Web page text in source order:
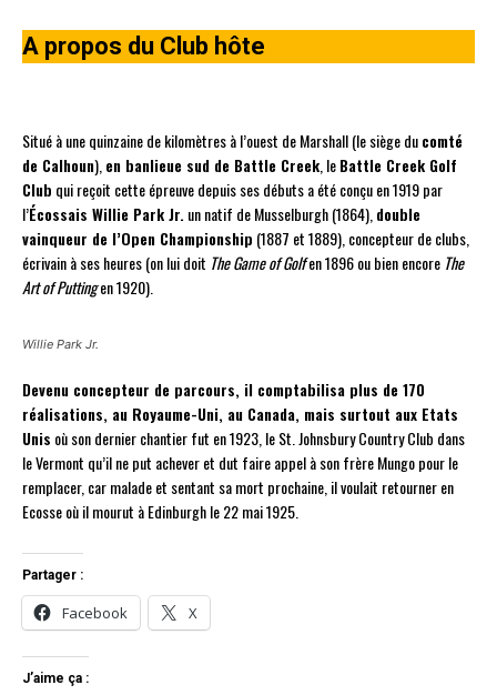
A propos du Club hôte
Situé à une quinzaine de kilomètres à l’ouest de Marshall (le siège ducomté
de Calhoun), en banlieue sud de Battle Creek , leBattle Creek Golf
Club qui reçoit cette épreuve depuis ses débuts a été conçu en 1919 par
l’Écossais Willie Park Jr. un natif de Musselburgh (1864), double
vainqueur de l’Open Championship (1887 et 1889), concepteur de clubs,
écrivain à ses heures (on lui doit The Game of Golfen 1896 ou bien encore The
Art of Puttingen 1920).
Willie Park Jr.
Devenu concepteur de parcours, il comptabilisa plus de 170
réalisations, au Royaume-Uni, au Canada, mais surtout aux Etats
Unis où son dernier chantier fut en 1923, le St. Johnsbury Country Club dans
le Vermont qu’il ne put achever et dut faire appel à son frère Mungo pour le
remplacer, car malade et sentant sa mort prochaine, il voulait retourner en
Ecosse où il mourut à Edinburgh le 22 mai 1925.
Partager :
Facebook X
J’aime ça :